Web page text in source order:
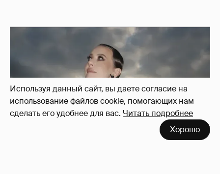
Используя данный сайт, вы даете согласие на
использование файлов cookie, помогающих нам
сделать его удобнее для вас. Читать подробнее
Хорошо